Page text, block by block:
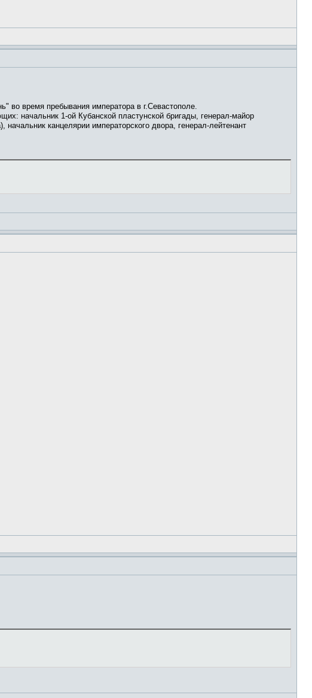
во время пребывания императора в г.Севастополе.
начальник 1-ой Кубанской пластунской бригады, генерал-майор
канцелярии императорского двора, генерал-лейтенант